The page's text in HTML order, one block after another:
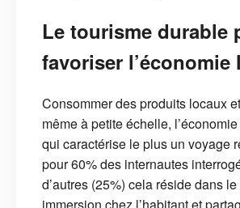
Le tourisme durable
favoriser l’économie
Consommer des produits locaux
même à petite échelle,
qui caractérise le plus un voyage
pour 60% des internautes
d’autres (25%) cela réside dans le